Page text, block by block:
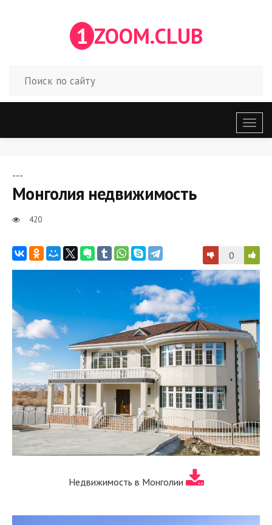
1 ZOOM.CLUB
меню
---
Монголия недвижимость
420
0
Недвижимость в Монголии